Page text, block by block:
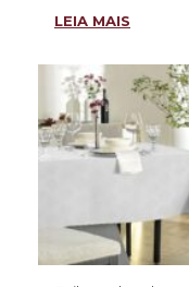
LEIA MAIS